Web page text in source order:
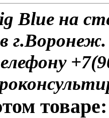
Blue на
товаре: